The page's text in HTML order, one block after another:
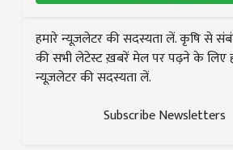
हमारे न्यूज़लेटर की सदस्यता लें. कृषि से
की सभी लेटेस्ट ख़बरें मेल पर पढ़ने के लिए
न्यूज़लेटर की सदस्यता लें.
Subscribe Newsletters